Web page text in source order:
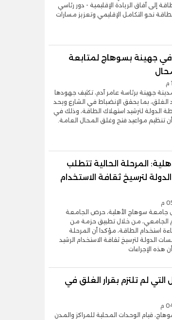
إلى آفاق الريادة الإقليمية - دور رئاسي
نحو التكامل الإقليمي وتعزيز مسارات
جهينة بسوهاج لمتابعة
جهينة برئاسة عامر آدم، تكثيف جهودها
الغلق، بما يحقق الإنضباط في الشارع ويحد
لترشيد استهلاك الطاقة، وذلك في
تنظيم مواعيد فتح وغلق المحال العامة.
المرحلة الحالية تتطلب
لترسيخ ثقافة الاستخدام
جامعة سوهاج الأهلية، حرص الجامعة
الجامعي، من خلال تطبيق حزمة من
استخدام الطاقة، مؤكدا أن المرحلة
الدولة لترسيخ ثقافة الاستخدام الرشيد
هذه الإجراءات
التي لم تلتزم بقرار الغلق في
قيام الوحدات المحلية للمراكز والمدن